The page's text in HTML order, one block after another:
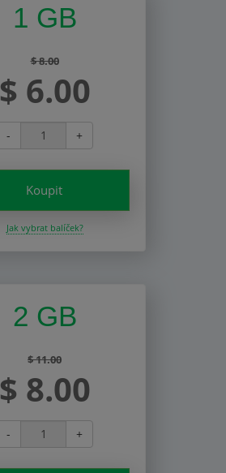
1 GB
$ 8.00
$ 6.00
- +
Koupit
Jak vybrat balíček?
2 GB
$ 11.00
$ 8.00
- +